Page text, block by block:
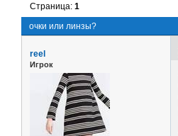
очки или линзы?
Страница:1
reel
Игрок